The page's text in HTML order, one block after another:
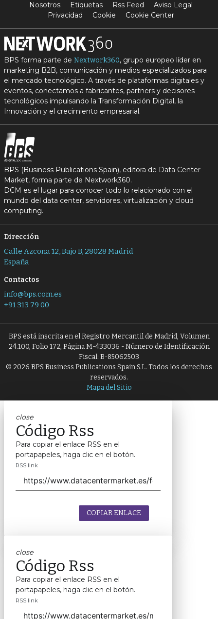
Nosotros Etiquetas Rss Feed
Aviso Legal
Privacidad
Cookie Cookie Center
BPS forma parte de Nextwork360, grupo europeo líder en
marketing B2B, comunicación y medios especializados para
el mercado tecnológico. A través de plataformas digitales y
eventos, conectamos a fabricantes, partners y decisores
tecnológicos impulsando la Transformación Digital, la
Innovación y el crecimiento empresarial.
BPS (Business Publications Spain), editora de Data Center
Market, forma parte de Nextwork360.
DCM es el lugar para conocer todo lo relacionado con el
mundo del data center, servidores, virtualización y cloud
computing.
Dirección
Calle Azcona 12, Bajo B, 28028 Madrid
España
Contactos
info@bps.com.es
+91 313 79 00
BPS está inscrita en el Registro Mercantil de Madrid, Volumen
24.100, Folio 172, Página M-433036 - Número de Identificación
Fiscal: B-85062503
© 2026 BPS Business Publications Spain S.L. Todos los derechos
reservados.
Mapa del Sitio
close
Código Rss
Para copiar el enlace RSS en el
portapapeles, haga clic en el botón.
RSS link
COPIAR ENLACE
close
Código Rss
Para copiar el enlace RSS en el
portapapeles, haga clic en el botón.
RSS link